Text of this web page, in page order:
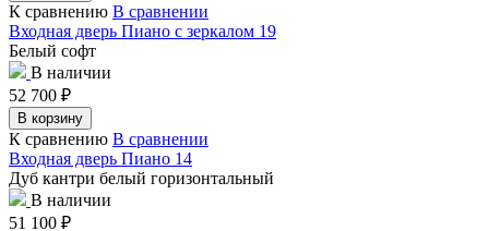
К сравнению В сравнении
Входная дверь Пиано с зеркалом 19
Белый софт
В наличии
52 700 ₽
В корзину
К сравнению В сравнении
Входная дверь Пиано 14
Дуб кантри белый горизонтальный
В наличии
51 100 ₽